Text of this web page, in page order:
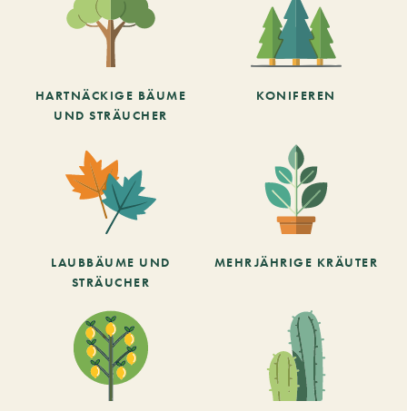
HARTNÄCKIGE BÄUME
UND STRÄUCHER
KONIFEREN
LAUBBÄUME UND
STRÄUCHER
MEHRJÄHRIGE KRÄUTER